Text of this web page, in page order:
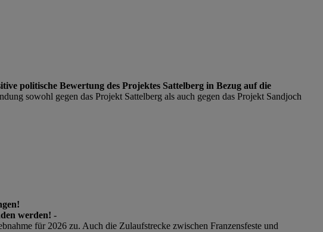
politische Bewertung des Projektes Sattelberg in Bezug auf die
sowohl gegen das Projekt Sattelberg als auch gegen das Projekt Sandjoch
werden! -
für 2026 zu. Auch die Zulaufstrecke zwischen Franzensfeste und